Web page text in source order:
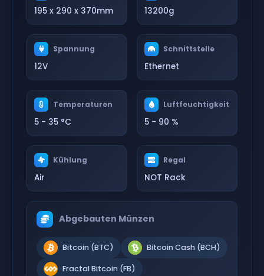
195 x 290 x 370mm 13200g
Spannung
12V
Schnittstelle
Ethernet
Temperaturen
5 - 35 °C
Luftfeuchtigkeit
5 - 90 %
Kühlung
Air
Regal
NOT Rack
Abgebauten Münzen
Bitcoin (BTC) Bitcoin Cash (BCH)
Fractal Bitcoin (FB)